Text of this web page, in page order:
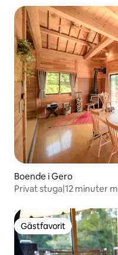
Boende i Gero
Privat stuga|12 minuter
Gästfavorit
Gästfavorit